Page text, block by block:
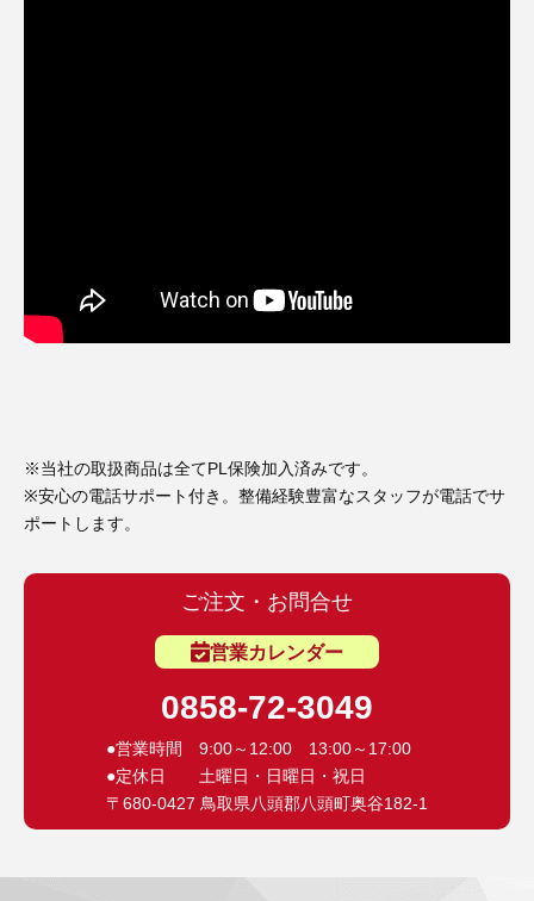
※当社の取扱商品は全てPL保険加入済みです。
※安心の電話サポート付き。整備経験豊富なスタッフが電話でサ
ポートします。
ご注文・お問合せ
営業カレンダー
0858-72-3049
●営業時間 9:00～12:00 13:00～17:00
●定休日 土曜日・日曜日・祝日
〒680-0427 鳥取県八頭郡八頭町奥谷182-1